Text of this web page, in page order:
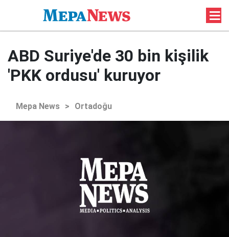
ABD Suriye'de 30 bin kişilik
'PKK ordusu' kuruyor
Mepa News > Ortadoğu